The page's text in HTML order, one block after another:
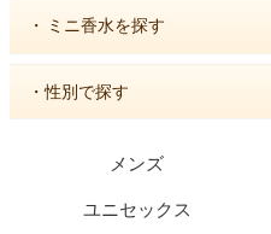
・ ミニ香水を探す
・性別で探す
メンズ
ユニセックス